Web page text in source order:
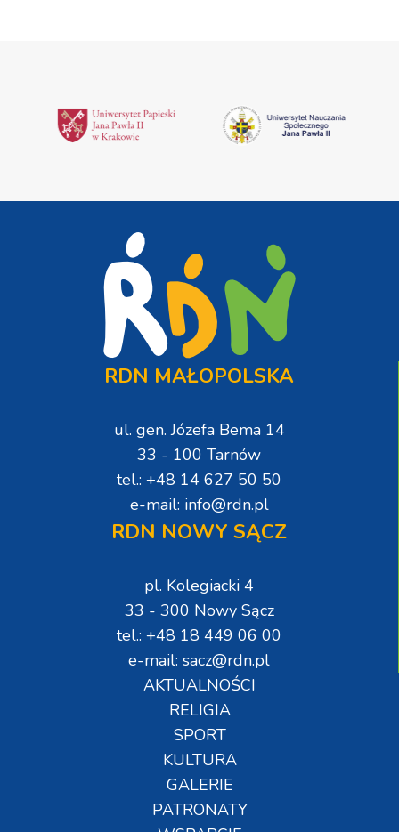
RDN MAŁOPOLSKA
ul. gen. Józefa Bema 14
33 - 100 Tarnów
tel.: +48 14 627 50 50
e-mail: info@rdn.pl
RDN NOWY SĄCZ
pl. Kolegiacki 4
33 - 300 Nowy Sącz
tel.: +48 18 449 06 00
e-mail: sacz@rdn.pl
AKTUALNOŚCI
RELIGIA
SPORT
KULTURA
GALERIE
PATRONATY